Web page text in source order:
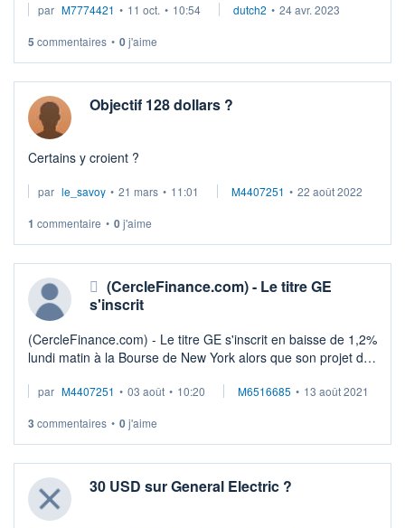
par M7774421 • 11 oct. • 10:54 dutch2 • 24 avr. 2023
5 commentaires • 0j'aime
Objectif 128 dollars ?
Certains y croient ?
par le_savoy • 21 mars • 11:01 M4407251 • 22 août 2022
1 commentaire • 0j'aime
(CercleFinance.com) - Le titre GE
s'inscrit
(CercleFinance.com) - Le titre GE s'inscrit en baisse de 1,2%
lundi matin à la Bourse de New York alors que son projet de
aujourd'hui.
GE a annonc ...
par M4407251 • 03 août • 10:20 M6516685 • 13 août 2021
3 commentaires • 0j'aime
30 USD sur General Electric ?